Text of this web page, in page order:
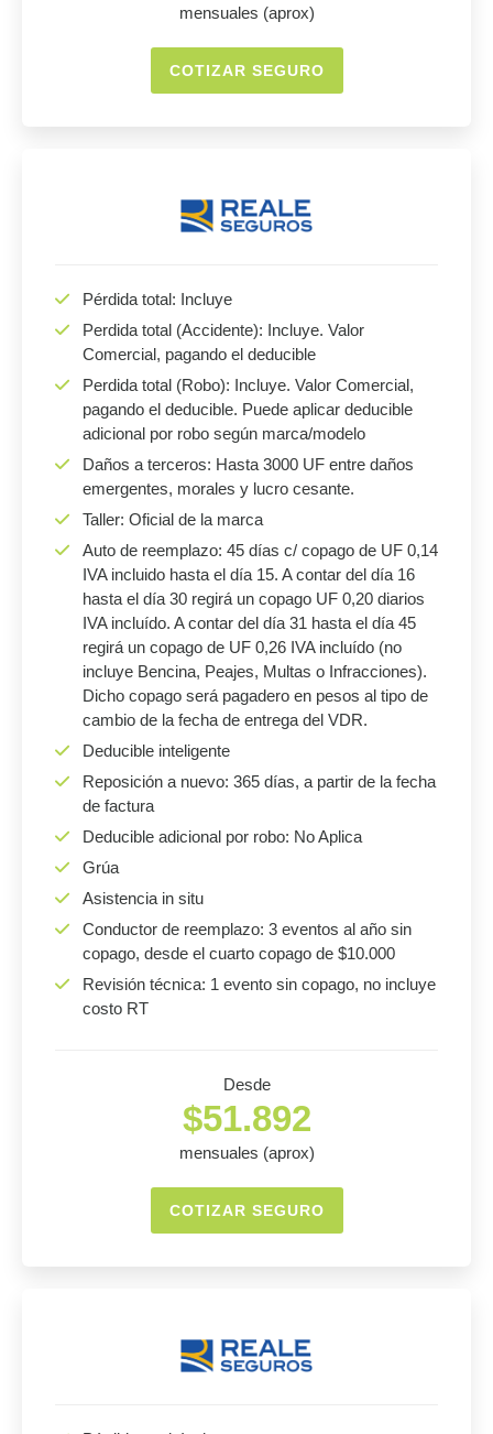
mensuales (aprox)
COTIZAR SEGURO
Pérdida total: Incluye
Perdida total (Accidente): Incluye. Valor
Comercial, pagando el deducible
Perdida total (Robo): Incluye. Valor Comercial,
pagando el deducible. Puede aplicar deducible
adicional por robo según marca/modelo
Daños a terceros: Hasta 3000 UF entre daños
emergentes, morales y lucro cesante.
Taller: Oficial de la marca
Auto de reemplazo: 45 días c/ copago de UF 0,14
IVA incluido hasta el día 15. A contar del día 16
hasta el día 30 regirá un copago UF 0,20 diarios
IVA incluído. A contar del día 31 hasta el día 45
regirá un copago de UF 0,26 IVA incluído (no
incluye Bencina, Peajes, Multas o Infracciones).
Dicho copago será pagadero en pesos al tipo de
cambio de la fecha de entrega del VDR.
Deducible inteligente
Reposición a nuevo: 365 días, a partir de la fecha
de factura
Deducible adicional por robo: No Aplica
Grúa
Asistencia in situ
Conductor de reemplazo: 3 eventos al año sin
copago, desde el cuarto copago de $10.000
Revisión técnica: 1 evento sin copago, no incluye
costo RT
Desde
$51.892
mensuales (aprox)
COTIZAR SEGURO